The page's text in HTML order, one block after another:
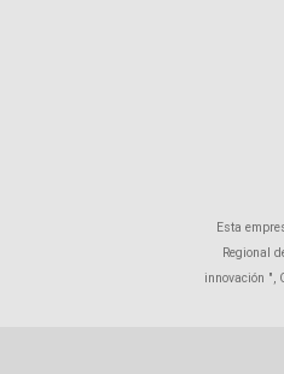
Esta
Regional
innovación ",